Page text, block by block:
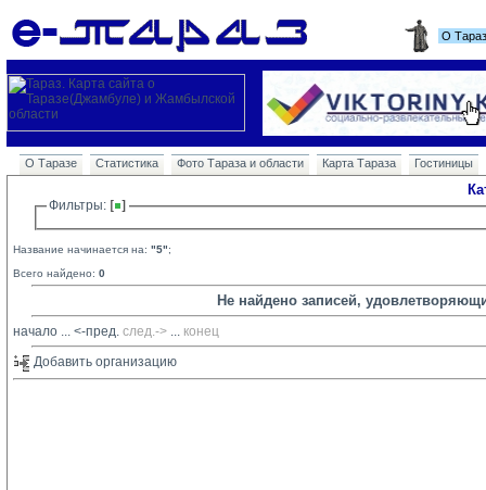
О
О Таразе Статистика Фото Тараза и области Карта Тараза Гостиницы
Фильтры:
Название начинается на: "5";
Всего найдено: 0
Не найдено записей,
начало ... <-пред. след.-> ... конец
Добавить организацию